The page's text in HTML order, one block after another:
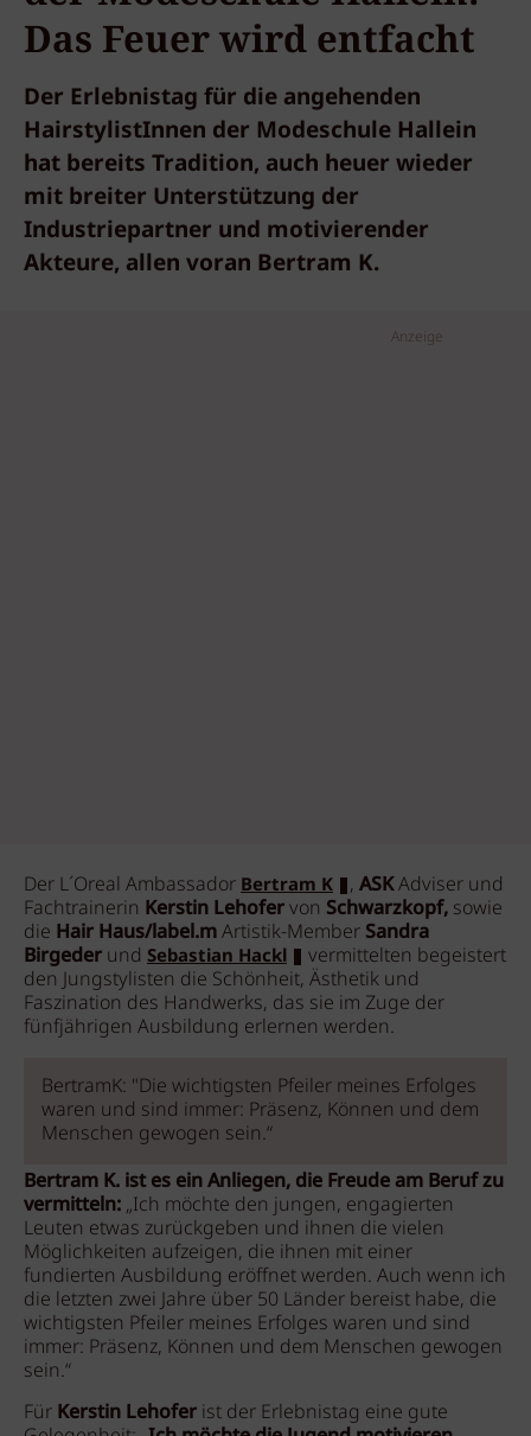
Das Feuer wird entfacht
Der Erlebnistag für die angehenden
HairstylistInnen der Modeschule Hallein
hat bereits Tradition, auch heuer wieder
mit breiter Unterstützung der
Industriepartner und motivierender
Akteure, allen voran Bertram K.
Anzeige
Der L´Oreal AmbassadorBertram K , ASKAdviser und
Fachtrainerin Kerstin Lehofervon Schwarzkopf, sowie
die Hair Haus/label.mArtistik-Member Sandra
Birgeder und Sebastian Hackl
vermittelten begeistert
den Jungstylisten die Schönheit, Ästhetik und
Faszination des Handwerks, das sie im Zuge der
fünfjährigen Ausbildung erlernen werden.
BertramK: "Die wichtigsten Pfeiler meines Erfolges
waren und sind immer: Präsenz, Können und dem
Menschen gewogen sein.“
Bertram K. ist es ein Anliegen, die Freude am Beruf zu
vermitteln: „Ich möchte den jungen, engagierten
Leuten etwas zurückgeben und ihnen die vielen
Möglichkeiten aufzeigen, die ihnen mit einer
fundierten Ausbildung eröffnet werden. Auch wenn ich
die letzten zwei Jahre über 50 Länder bereist habe, die
wichtigsten Pfeiler meines Erfolges waren und sind
immer: Präsenz, Können und dem Menschen gewogen
sein.“
Für Kerstin Lehofer ist der Erlebnistag eine gute